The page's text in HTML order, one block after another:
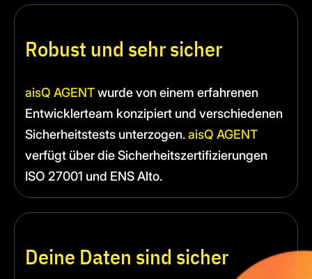
Robust und sehr sicher
aisQ AGENTwurde von einem erfahrenen
Entwicklerteam konzipiert und verschiedenen
Sicherheitstests unterzogen.aisQ AGENT
verfügt über die Sicherheitszertifizierungen
ISO 27001 und ENS Alto.
Deine Daten sind sicher